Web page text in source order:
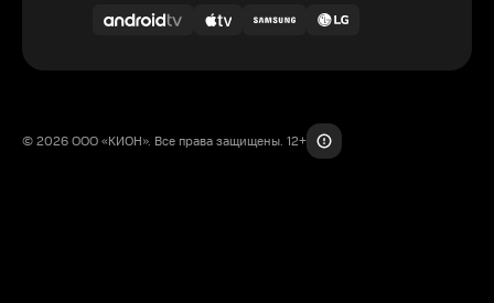
© 2026 ООО «КИОН». Все права защищены. 12+